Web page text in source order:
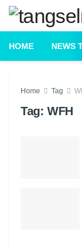
HOME NEWS
Home Tag
Tag: WFH